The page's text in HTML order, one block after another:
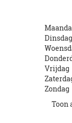
Dinsdag
Vrijdag
Zondag
Toon